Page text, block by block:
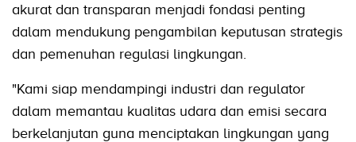
akurat dan transparan menjadi fondasi penting
dalam mendukung pengambilan keputusan strategis
dan pemenuhan regulasi lingkungan.
"Kami siap mendampingi industri dan regulator
dalam memantau kualitas udara dan emisi secara
berkelanjutan guna menciptakan lingkungan yang